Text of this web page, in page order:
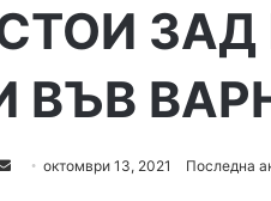
ВЪВ
S
октомври 13, 2021 Последна